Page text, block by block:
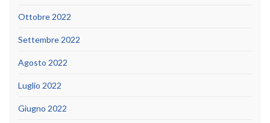
Ottobre 2022
Settembre 2022
Agosto 2022
Luglio 2022
Giugno 2022